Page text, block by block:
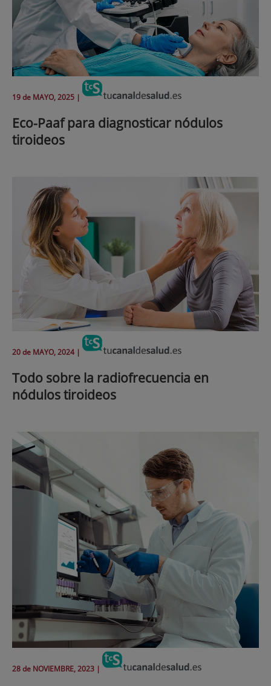
19 de MAYO, 2025 |
Eco-Paaf para diagnosticar nódulos
tiroideos
20 de MAYO, 2024 |
Todo sobre la radiofrecuencia en
nódulos tiroideos
28 de NOVIEMBRE, 2023 |